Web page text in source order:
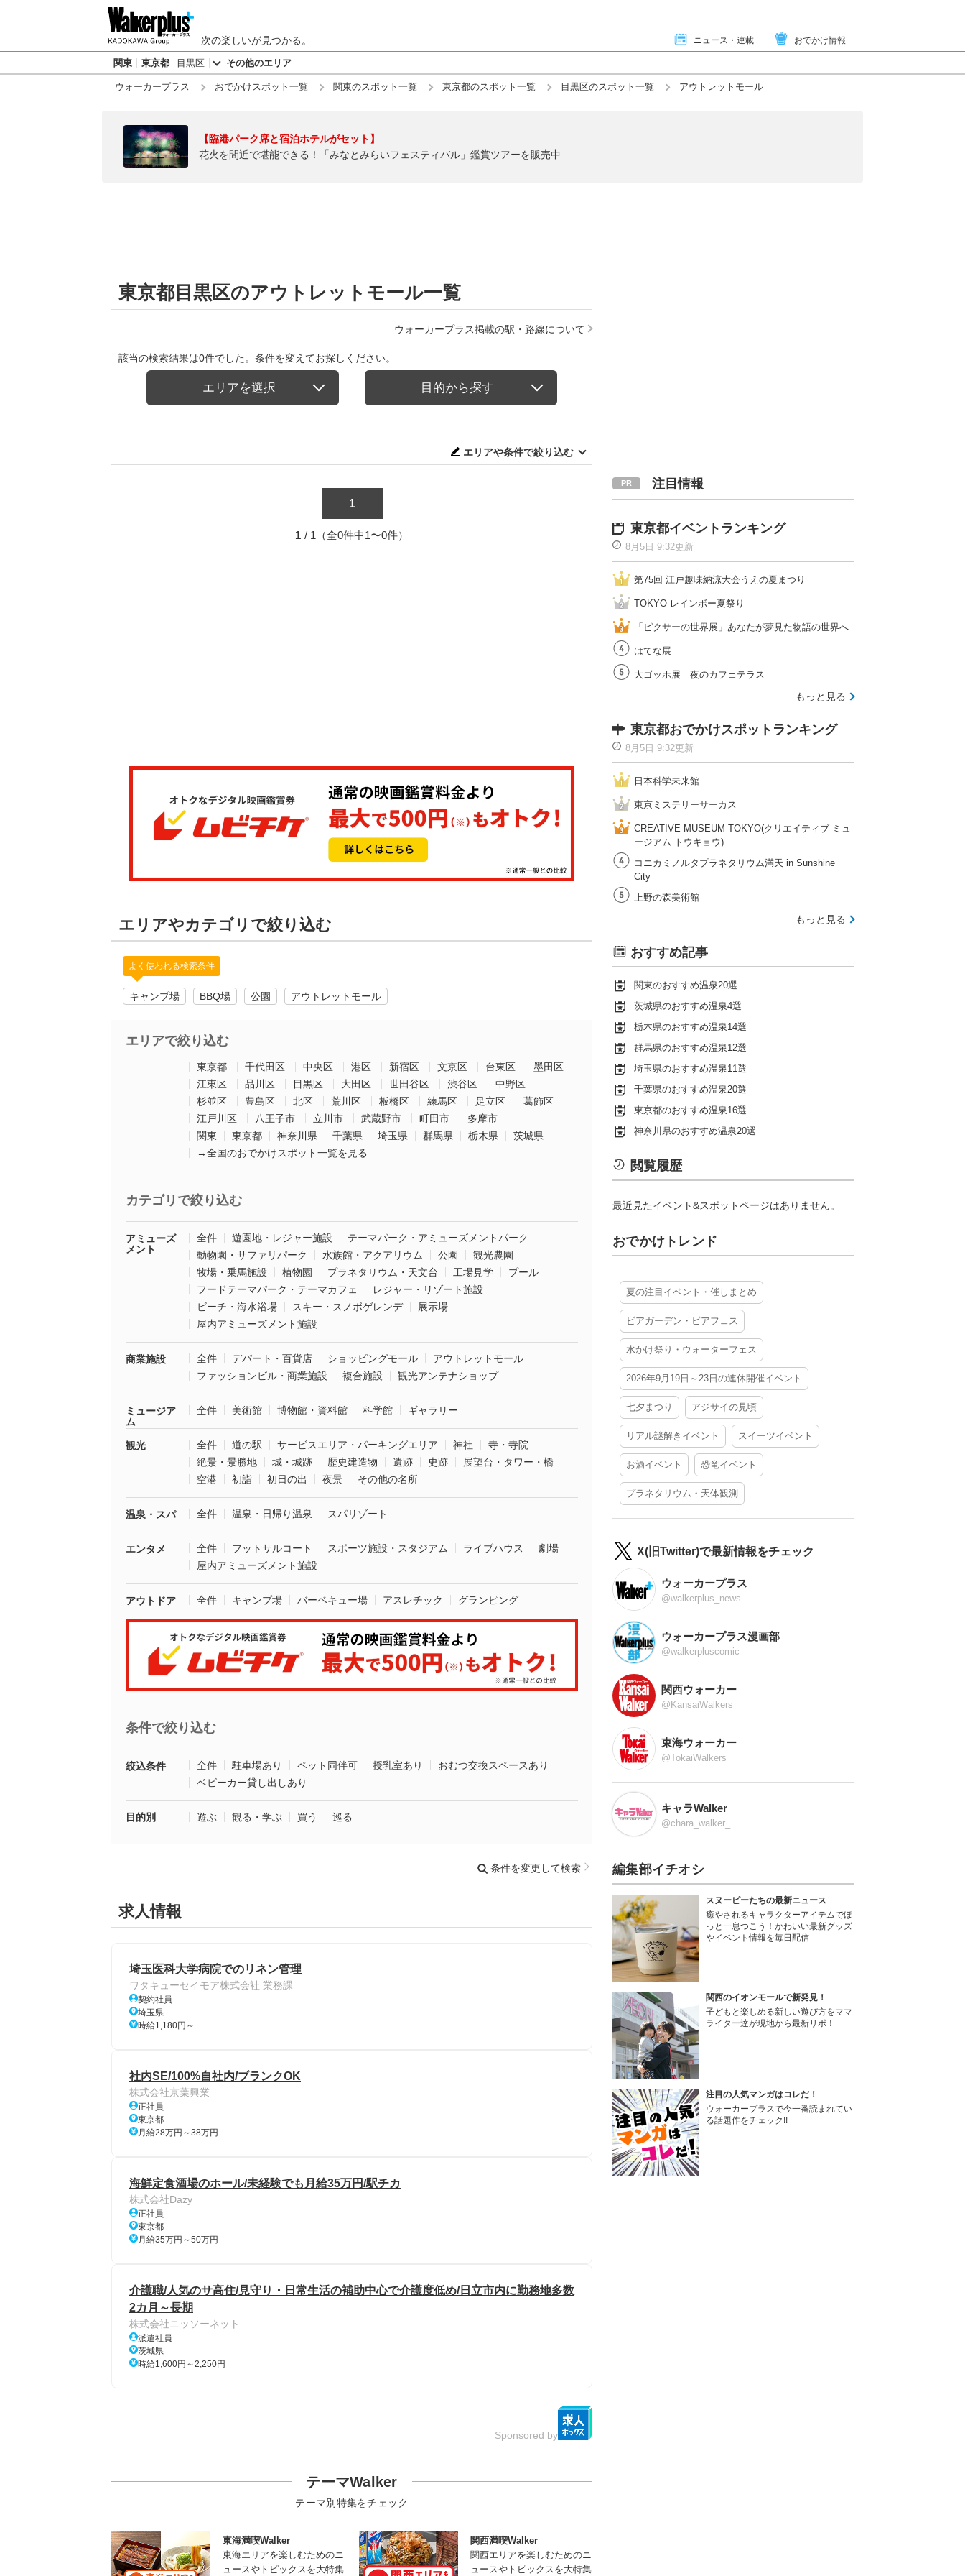
次の楽しいが見つかる。 ニュース・連載 おでかけ情報
関東 東京都 目黒区 その他のエリア
ウォーカープラス おでかけスポット一覧 関東のスポット一覧 東京都のスポット一覧 目黒区のスポット一覧 アウトレットモール
【臨港パーク席と宿泊ホテルがセット】
花火を間近で堪能できる！「みなとみらいフェスティバル」鑑賞ツアーを販売中
東京都目黒区のアウトレットモール一覧
ウォーカープラス掲載の駅・路線について
該当の検索結果は0件でした。条件を変えてお探しください。
エリアを選択 目的から探す
エリアや条件で絞り込む
1
1 / 1（全0件中1〜0件）
エリアやカテゴリで絞り込む
よく使われる検索条件
キャンプ場 BBQ場 公園 アウトレットモール
エリアで絞り込む
東京都 千代田区 中央区 港区 新宿区 文京区 台東区
墨田区
江東区
品川区 目黒区 大田区 世田谷区 渋谷区
中野区
杉並区
豊島区 北区 荒川区 板橋区 練馬区 足立区
葛飾区
江戸川区
八王子市 立川市 武蔵野市 町田市
多摩市
関東
東京都 神奈川県 千葉県 埼玉県 群馬県 栃木県
茨城県
→全国のおでかけスポット一覧を見る
カテゴリで絞り込む
アミューズ
メント
全件 遊園地・レジャー施設
テーマパーク・アミューズメントパーク
動物園・サファリパーク
水族館・アクアリウム 公園
観光農園
牧場・乗馬施設
植物園 プラネタリウム・天文台 工場見学
プール
フードテーマパーク・テーマカフェ
レジャー・リゾート施設
ビーチ・海水浴場
スキー・スノボゲレンデ
展示場
屋内アミューズメント施設
商業施設 全件 デパート・百貨店 ショッピングモール
アウトレットモール
ファッションビル・商業施設
複合施設 観光アンテナショップ
ミュージア
ム
全件 美術館 博物館・資料館 科学館 ギャラリー
観光 全件 道の駅 サービスエリア・パーキングエリア 神社
寺・寺院
絶景・景勝地
城・城跡 歴史建造物 遺跡 史跡
展望台・タワー・橋
空港
初詣 初日の出 夜景 その他の名所
温泉・スパ 全件 温泉・日帰り温泉 スパリゾート
エンタメ 全件 フットサルコート スポーツ施設・スタジアム ライブハウス
劇場
屋内アミューズメント施設
アウトドア 全件 キャンプ場 バーベキュー場 アスレチック グランピング
条件で絞り込む
絞込条件 全件 駐車場あり ペット同伴可 授乳室あり
おむつ交換スペースあり
ベビーカー貸し出しあり
目的別 遊ぶ 観る・学ぶ 買う 巡る
条件を変更して検索
求人情報
埼玉医科大学病院でのリネン管理
ワタキューセイモア株式会社 業務課
契約社員
埼玉県
時給1,180円～
社内SE/100%自社内/ブランクOK
株式会社京葉興業
正社員
東京都
月給28万円～38万円
海鮮定食酒場のホール/未経験でも月給35万円/駅チカ
株式会社Dazy
正社員
東京都
月給35万円～50万円
介護職/人気のサ高住/見守り・日常生活の補助中心で介護度低め/日立市内に勤務地多数
2カ月～長期
株式会社ニッソーネット
派遣社員
茨城県
時給1,600円～2,250円
Sponsored by
テーマWalker
テーマ別特集をチェック
東海満喫Walker
東海エリアを楽しむためのニ
ュースやトピックスを大特集
関西満喫Walker
関西エリアを楽しむためのニ
ュースやトピックスを大特集
注目情報
東京都イベントランキング
8月5日 9:32更新
第75回 江戸趣味納涼大会うえの夏まつり
TOKYO レインボー夏祭り
「ピクサーの世界展」あなたが夢見た物語の世界へ
はてな展
大ゴッホ展 夜のカフェテラス
もっと見る
東京都おでかけスポットランキング
8月5日 9:32更新
日本科学未来館
東京ミステリーサーカス
CREATIVE MUSEUM TOKYO(クリエイティブ ミュ
ージアム トウキョウ)
コニカミノルタプラネタリウム満天 in Sunshine
City
上野の森美術館
もっと見る
おすすめ記事
関東のおすすめ温泉20選
茨城県のおすすめ温泉4選
栃木県のおすすめ温泉14選
群馬県のおすすめ温泉12選
埼玉県のおすすめ温泉11選
千葉県のおすすめ温泉20選
東京都のおすすめ温泉16選
神奈川県のおすすめ温泉20選
閲覧履歴
最近見たイベント&スポットページはありません。
おでかけトレンド
夏の注目イベント・催しまとめ
ビアガーデン・ビアフェス
水かけ祭り・ウォーターフェス
2026年9月19日～23日の連休開催イベント
七夕まつり アジサイの見頃
リアル謎解きイベント スイーツイベント
お酒イベント 恐竜イベント
プラネタリウム・天体観測
X(旧Twitter)で最新情報をチェック
ウォーカープラス
@walkerplus_news
ウォーカープラス漫画部
@walkerpluscomic
関西ウォーカー
@KansaiWalkers
東海ウォーカー
@TokaiWalkers
キャラWalker
@chara_walker_
編集部イチオシ
スヌーピーたちの最新ニュース
癒やされるキャラクターアイテムでほ
っと一息つこう！かわいい最新グッズ
やイベント情報を毎日配信
関西のイオンモールで新発見！
子どもと楽しめる新しい遊び方をママ
ライター達が現地から最新リポ！
注目の人気マンガはコレだ！
ウォーカープラスで今一番読まれてい
る話題作をチェック!!